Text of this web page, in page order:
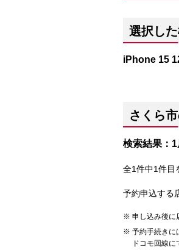
選択し
iPhone 15
さくら
検索結果：
全1件中1件目
予約申込する
申し込み後に
予約手続きに
ドコモ回線